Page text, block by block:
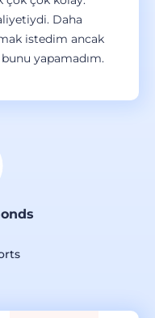
Daha
istedim ancak
yapamadım.